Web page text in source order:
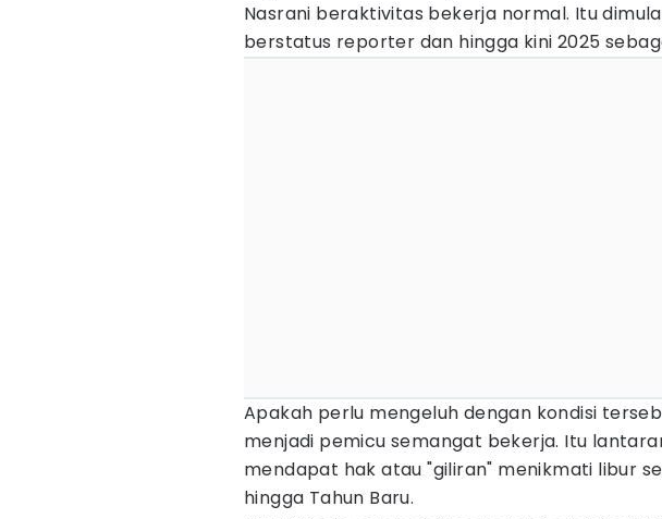
Nasrani beraktivitas bekerja normal. Itu
berstatus reporter dan hingga kini 2025
Apakah perlu mengeluh dengan kondisi
menjadi pemicu semangat bekerja. Itu
mendapat hak atau "giliran" menikmati libur
hingga Tahun Baru.